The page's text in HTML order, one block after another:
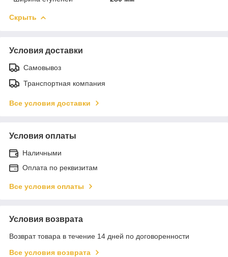
Скрыть
Условия доставки
Самовывоз
Транспортная компания
Все условия доставки
Условия оплаты
Наличными
Оплата по реквизитам
Все условия оплаты
Условия возврата
Возврат товара в течение 14 дней по договоренности
Все условия возврата